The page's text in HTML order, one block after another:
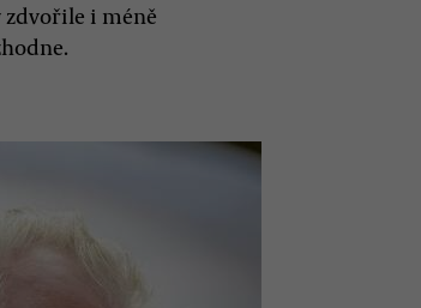
zdvořile i méně